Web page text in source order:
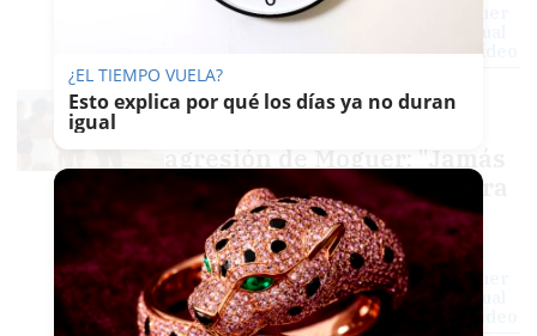
Las implicadas en la agresión de Moguer
son inimputables: el Consejo Audiovisual
denuncia a TikTok para que borre el vídeo
La madre de una de las
agresión de Moguer: "Jamás
imaginé que mi hija pudiera
hacer algo así"
RUBÉN GUERRERO
Las implicadas en la agresión de Moguer
son inimputables: el Consejo Audiovisual
denuncia a TikTok para que borre el vídeo
¿EL TIEMPO VUELA?
Esto explica por qué los días ya no duran
igual